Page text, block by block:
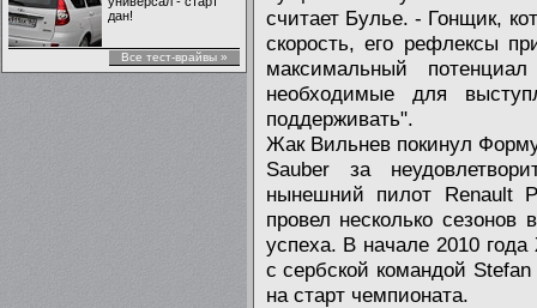
дан!
Все тест-врайвы »
считает Булье. - Гонщик,
скорость, его рефлексы
максимальный
необходимые для
поддерживать".
Жак Вильнев покинул
Sauber за
нынешний пилот Renault
провел несколько
успеха. В начале 2010
с сербской командой
на старт чемпионата.